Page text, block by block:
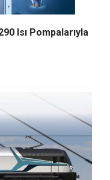
Isı Pompalarıyla